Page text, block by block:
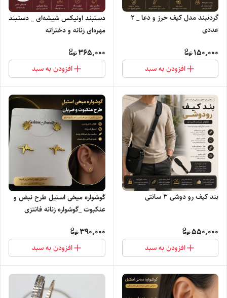
گردنبند مدل کیف حرز و دعا _ ۲
عددی
150,000
افزودن به سبد
دستبند اونیکس شیشه‌ای _ دستبند
مهره‌ای زنانه و دخترانه
365,000
افزودن به سبد
بند کیف رو دوشی ۳ سانتی
550,000
افزودن به سبد
گوشواره میخی استیل طرح نبض و
عنکبوت _گوشواره زنانه فانتزی
390,000
افزودن به سبد